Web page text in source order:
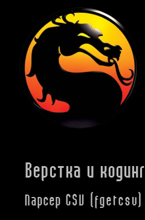
Верстка и кодинг
Парсер CSV (fgetcsv)